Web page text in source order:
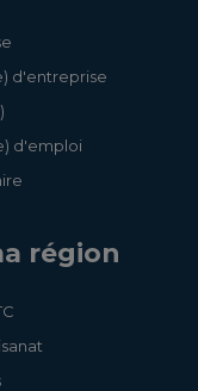
d'entreprise
d'emploi
région